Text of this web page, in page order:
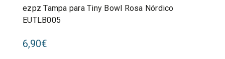
ezpz Tampa para Tiny Bowl Rosa Nórdico
EUTLB005
6,90€